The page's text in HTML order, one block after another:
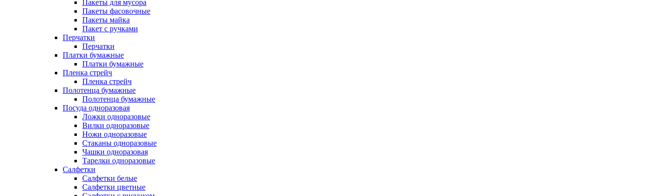
Пакеты для мусора
Пакеты фасовочные
Пакеты майка
Пакет с ручками
Перчатки
Перчатки
Платки бумажные
Платки бумажные
Пленка стрейч
Пленка стрейч
Полотенца бумажные
Полотенца бумажные
Посуда одноразовая
Ложки одноразовые
Вилки одноразовые
Ножи одноразовые
Стаканы одноразовые
Чашки одноразовая
Тарелки одноразовые
Салфетки
Салфетки белые
Салфетки цветные